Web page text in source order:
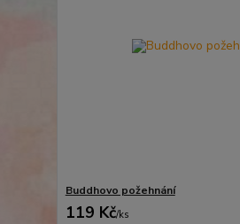
Buddhovo požehnání
119 Kč/ks